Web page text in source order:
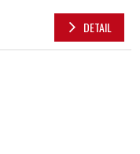
DETAIL